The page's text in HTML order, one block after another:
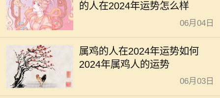
的人在2024年运势怎么样
06月04日
属鸡的人在2024年运势如何
2024年属鸡人的运势
06月03日